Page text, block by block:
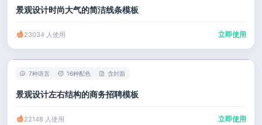
景观设计时尚大气的简洁线条模板
23034 人使用 立即使用
7种语言 16种配色 含封面
景观设计左右结构的商务招聘模板
22148 人使用 立即使用